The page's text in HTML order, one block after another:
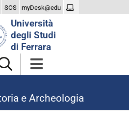
SOS myDesk@edu
Università
degli Studi
di Ferrara
e Archeologia